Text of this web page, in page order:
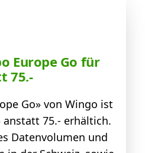
Europe Go für
75.-
Go» von Wingo ist
anstatt 75.- erhältich.
Datenvolumen und